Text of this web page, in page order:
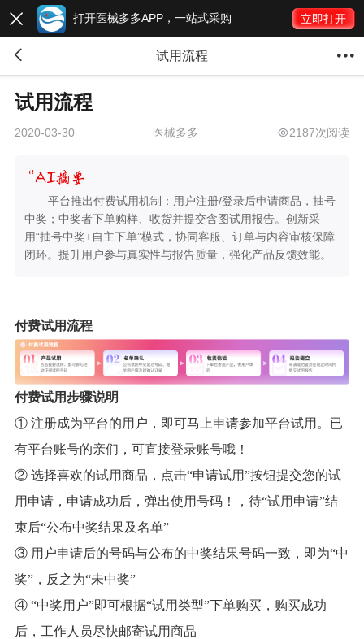
 打开医械多多APP，一站式采购 立即打开
 试用流程 
试用流程
2020-03-30 医械多多 2187次阅读
平台推出付费试用机制：用户注册/登录后申请商品，抽号
中奖；中奖者下单购样、收货并提交含图试用报告。创新采
用“抽号中奖+自主下单”模式，协同客服、订单与内容审核保障
闭环。提升用户参与真实性与报告质量，强化产品反馈效能。
付费试用流程
付费试用步骤说明
① 注册成为平台的用户，即可马上申请参加平台试用。已
有平台账号的亲们，可直接登录账号哦！
② 选择喜欢的试用商品，点击“申请试用”按钮提交您的试
用申请，申请成功后，弹出使用号码！，待“试用申请”结
束后“公布中奖结果及名单”
③ 用户申请后的号码与公布的中奖结果号码一致，即为“中
奖”，反之为“未中奖”
④ “中奖用户”即可根据“试用类型”下单购买，购买成功
后，工作人员尽快邮寄试用商品